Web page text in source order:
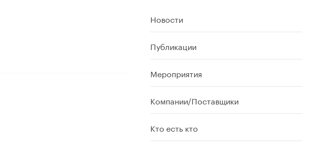
Новости
Публикации
Мероприятия
Компании/Поставщики
Кто есть кто